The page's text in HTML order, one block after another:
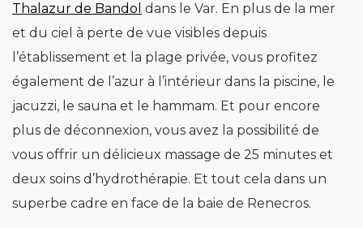
Thalazur de Bandol dans le Var. En plus de la mer
et du ciel à perte de vue visibles depuis
l’établissement et la plage privée, vous profitez
également de l’azur à l’intérieur dans la piscine, le
jacuzzi, le sauna et le hammam. Et pour encore
plus de déconnexion, vous avez la possibilité de
vous offrir un délicieux massage de 25 minutes et
deux soins d’hydrothérapie. Et tout cela dans un
superbe cadre en face de la baie de Renecros.